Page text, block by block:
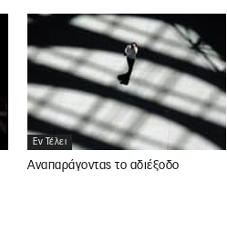
Εν Τέλει
Αναπαράγοντας το αδιέξοδο